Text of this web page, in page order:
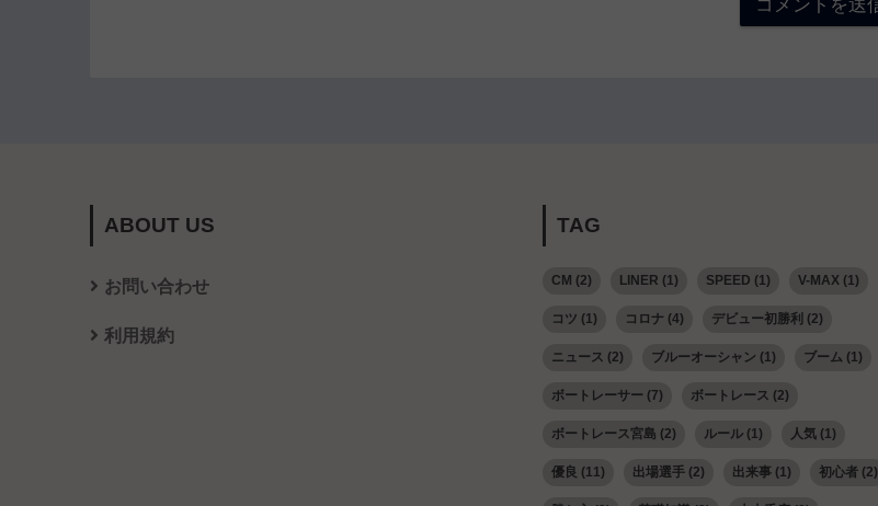
ABOUT US
お問い合わせ
利用規約
TAG
CM (2) LINER (1) SPEED (1) V-MAX (1)
コツ (1) コロナ (4) デビュー初勝利 (2)
ニュース (2) ブルーオーシャン (1) ブーム (1)
ボートレーサー (7) ボートレース (2)
ボートレース宮島 (2) ルール (1) 人気 (1)
優良 (11) 出場選手 (2) 出来事 (1) 初心者 (2)